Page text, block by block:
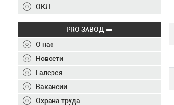
+7 (495) 150-40-20
Отправить заявку
+7 (495) 150-40-20
ОКЛ
PRO ЗАВОД
О нас
Новости
Галерея
Вакансии
Охрана труда